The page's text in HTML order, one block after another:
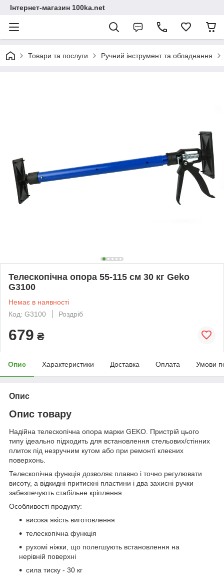
Інтернет-магазин 100ka.net
Товари та послуги Ручний інструмент та обладнання
Телескопічна опора 55-115 см 30 кг Geko
G3100
Немає в наявності
Код: G3100
Роздріб
679 ₴
Опис Характеристики Доставка Оплата Умови
Опис
Опис товару
Надійна телескопічна опора марки GEKO. Пристрій цього
типу ідеально підходить для встановлення стельових/стінних
плиток під незручним кутом або при ремонті клеєних
поверхонь.
Телескопічна функція дозволяє плавно і точно регулювати
висоту, а відкидні притискні пластини і два захисні ручки
забезпечують стабільне кріплення.
Особливості продукту:
висока якість виготовлення
телескопічна функція
рухомі ніжки, що полегшують встановлення на
нерівній поверхні
сила тиску - 30 кг